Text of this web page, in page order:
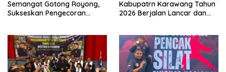
Semangat Gotong Royong,
Sukseskan Pengecoran
Kabupatrn Karawang Tahun
2026 Berjalan Lancar dan